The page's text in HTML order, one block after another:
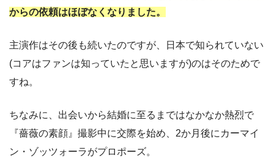
からの依頼はほぼなくなりました。
主演作はその後も続いたのですが、日本で知られていない
(コアはファンは知っていたと思いますが)のはそのためで
すね。
ちなみに、出会いから結婚に至るまではなかなか熱烈で
『薔薇の素顔』撮影中に交際を始め、2か月後にカーマイ
ン・ゾッツォーラがプロポーズ。